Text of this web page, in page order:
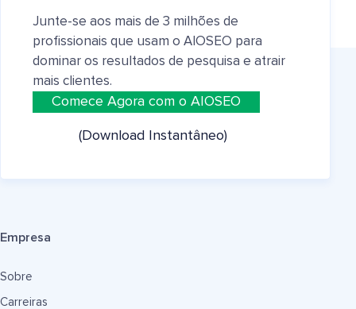
Junte-se aos mais de 3 milhões de
profissionais que usam o AIOSEO para
dominar os resultados de pesquisa e atrair
mais clientes.
Comece Agora com o AIOSEO
(Download Instantâneo)
Empresa
Sobre
Carreiras